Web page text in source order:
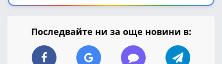
Последвайте ни за още новини в: